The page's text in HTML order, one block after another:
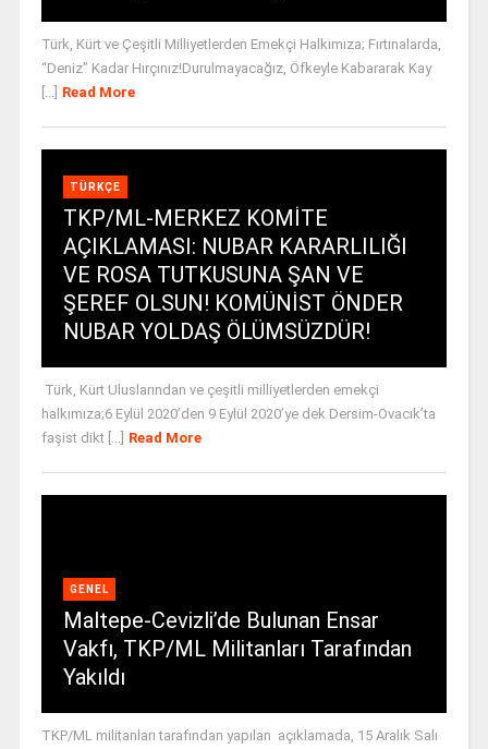
Türk, Kürt ve Çeşitli Milliyetlerden Emekçi Halkımıza; Fırtınalarda,
“Deniz” Kadar Hırçınız!Durulmayacağız, Öfkeyle Kabararak Kay
Read More
TÜRKÇE
TKP/ML-MERKEZ KOMİTE
AÇIKLAMASI: NUBAR KARARLILIĞI
VE ROSA TUTKUSUNA ŞAN VE
ŞEREF OLSUN! KOMÜNİST ÖNDER
NUBAR YOLDAŞ ÖLÜMSÜZDÜR!
Türk, Kürt Uluslarından ve çeşitli milliyetlerden emekçi
halkımıza;6 Eylül 2020’den 9 Eylül 2020’ye dek Dersim-Ovacık’ta
faşist dikt [...]
Read More
GENEL
Maltepe-Cevizli’de Bulunan Ensar
Vakfı, TKP/ML Militanları Tarafından
Yakıldı
TKP/ML militanları tarafından yapılan açıklamada, 15 Aralık Salı